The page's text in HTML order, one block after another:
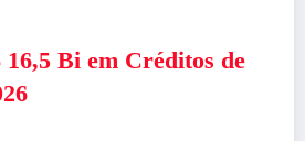
Bi em Créditos de